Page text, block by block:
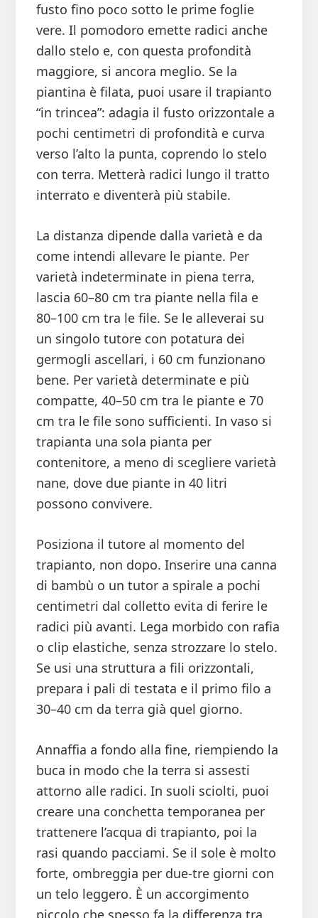
fusto fino poco sotto le prime foglie
vere. Il pomodoro emette radici anche
dallo stelo e, con questa profondità
maggiore, si ancora meglio. Se la
piantina è filata, puoi usare il trapianto
“in trincea”: adagia il fusto orizzontale a
pochi centimetri di profondità e curva
verso l’alto la punta, coprendo lo stelo
con terra. Metterà radici lungo il tratto
interrato e diventerà più stabile.
La distanza dipende dalla varietà e da
come intendi allevare le piante. Per
varietà indeterminate in piena terra,
lascia 60–80 cm tra piante nella fila e
80–100 cm tra le file. Se le alleverai su
un singolo tutore con potatura dei
germogli ascellari, i 60 cm funzionano
bene. Per varietà determinate e più
compatte, 40–50 cm tra le piante e 70
cm tra le file sono sufficienti. In vaso si
trapianta una sola pianta per
contenitore, a meno di scegliere varietà
nane, dove due piante in 40 litri
possono convivere.
Posiziona il tutore al momento del
trapianto, non dopo. Inserire una canna
di bambù o un tutor a spirale a pochi
centimetri dal colletto evita di ferire le
radici più avanti. Lega morbido con rafia
o clip elastiche, senza strozzare lo stelo.
Se usi una struttura a fili orizzontali,
prepara i pali di testata e il primo filo a
30–40 cm da terra già quel giorno.
Annaffia a fondo alla fine, riempiendo la
buca in modo che la terra si assesti
attorno alle radici. In suoli sciolti, puoi
creare una conchetta temporanea per
trattenere l’acqua di trapianto, poi la
rasi quando pacciami. Se il sole è molto
forte, ombreggia per due-tre giorni con
un telo leggero. È un accorgimento